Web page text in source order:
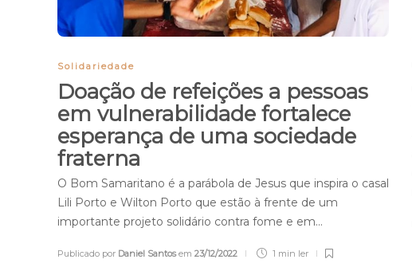
Solidariedade
Doação de refeições a pessoas
em vulnerabilidade fortalece
esperança de uma sociedade
fraterna
O Bom Samaritano é a parábola de Jesus que inspira o casal
Lili Porto e Wilton Porto que estão à frente de um
importante projeto solidário contra fome e em…
Publicado por Daniel Santosem 23/12/2022 1 min ler